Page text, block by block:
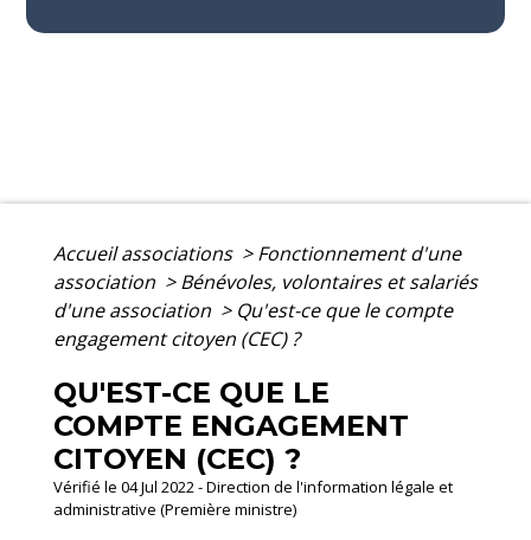
Accueil associations > Fonctionnement d'une
association > Bénévoles, volontaires et salariés
d'une association > Qu'est-ce que le compte
engagement citoyen (CEC) ?
QU'EST-CE QUE LE
COMPTE ENGAGEMENT
CITOYEN (CEC) ?
Vérifié le 04 Jul 2022 - Direction de l'information légale et
administrative (Première ministre)